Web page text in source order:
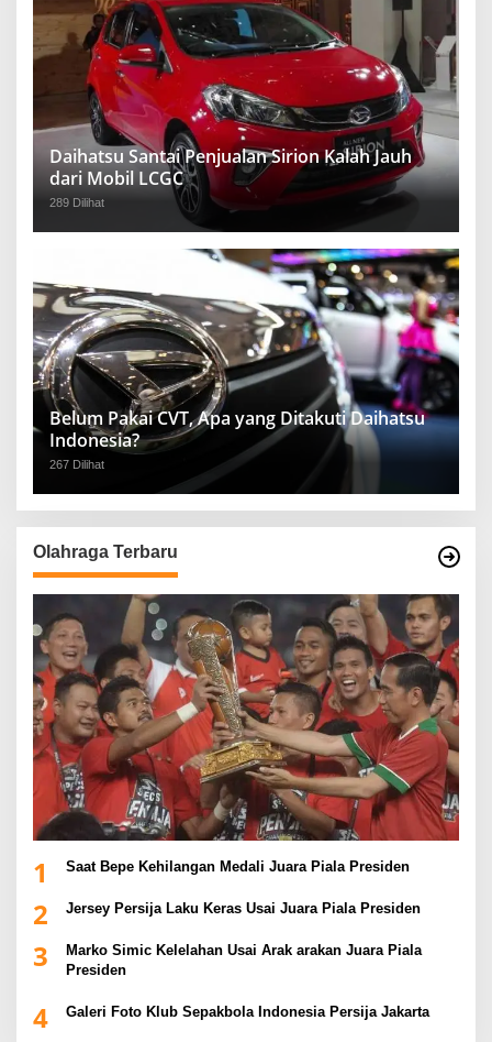
Daihatsu Santai Penjualan Sirion Kalah Jauh
dari Mobil LCGC
289 Dilihat
Belum Pakai CVT, Apa yang Ditakuti Daihatsu
Indonesia?
267 Dilihat
Olahraga Terbaru
1 Saat Bepe Kehilangan Medali Juara Piala Presiden
2 Jersey Persija Laku Keras Usai Juara Piala Presiden
3
Marko Simic Kelelahan Usai Arak arakan Juara Piala
Presiden
4 Galeri Foto Klub Sepakbola Indonesia Persija Jakarta